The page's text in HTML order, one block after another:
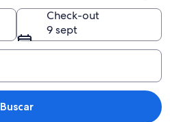
Un sendero de concreto con un
Check-out
9 sept
Buscar